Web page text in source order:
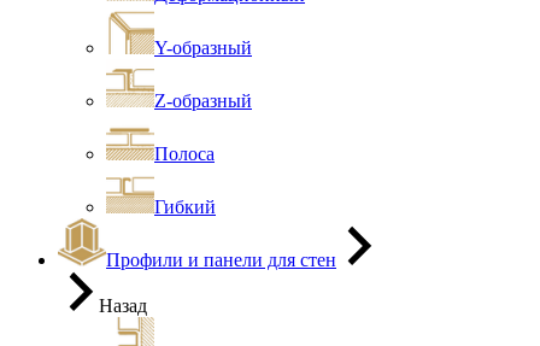
Y-образный
Z-образный
Полоса
Гибкий
Профили и панели для стен
Назад